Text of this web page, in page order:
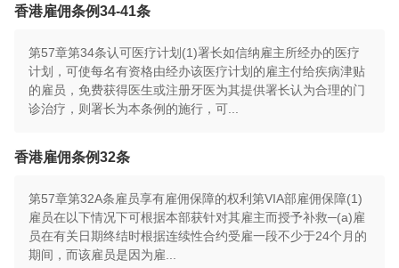
香港雇佣条例34-41条
第57章第34条认可医疗计划(1)署长如信纳雇主所经办的医疗
计划，可使每名有资格由经办该医疗计划的雇主付给疾病津贴
的雇员，免费获得医生或注册牙医为其提供署长认为合理的门
诊治疗，则署长为本条例的施行，可...
香港雇佣条例32条
第57章第32A条雇员享有雇佣保障的权利第VIA部雇佣保障(1)
雇员在以下情况下可根据本部获针对其雇主而授予补救─(a)雇
员在有关日期终结时根据连续性合约受雇一段不少于24个月的
期间，而该雇员是因为雇...